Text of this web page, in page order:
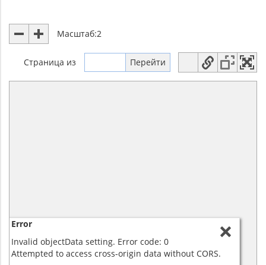
Масштаб:2
Страница из
Error
Invalid objectData setting. Error code: 0
Attempted to access cross-origin data without CORS.